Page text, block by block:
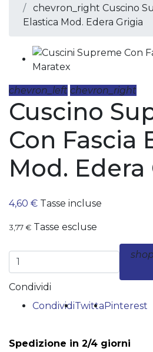
chevron_right Cuscino
Elastica Mod. Edera Grigia
chevron_left chevron_right
Cuscino
Con Fascia
Mod. Edera
4,60 € Tasse incluse
3,77 € Tasse escluse
Condividi
CondividiTwittaPinterest
Spedizione in 2/4 giorni